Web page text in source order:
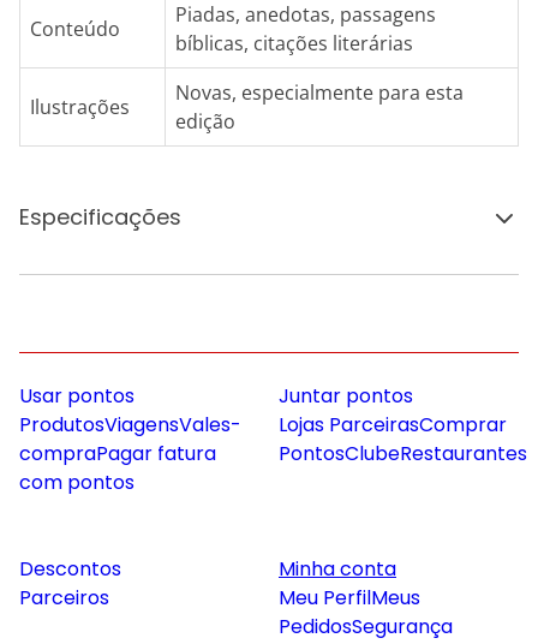
Conteúdo
Piadas, anedotas, passagens
bíblicas, citações literárias
Ilustrações
Novas, especialmente para esta
edição
Especificações
Usar pontos
ProdutosViagensVales-
compraPagar fatura
com pontos
Juntar pontos
Lojas ParceirasComprar
PontosClubeRestaurantes
Descontos
Parceiros
Minha conta
Meu PerfilMeus
PedidosSegurança